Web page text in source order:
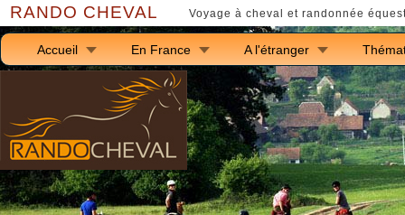
RANDO CHEVAL Voyage à cheval et randonnée
Accueil En France A l'étranger